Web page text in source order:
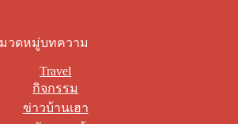
วดหมู่บทความ
Travel
กิจกรรม
ข่าวบ้านเฮา